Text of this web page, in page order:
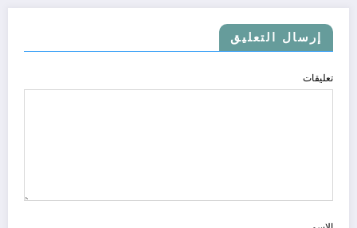
إرسال التعليق
تعليقات